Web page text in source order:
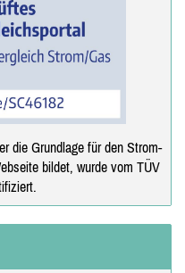
die Grundlage für den Strom-
bildet, wurde vom TÜV